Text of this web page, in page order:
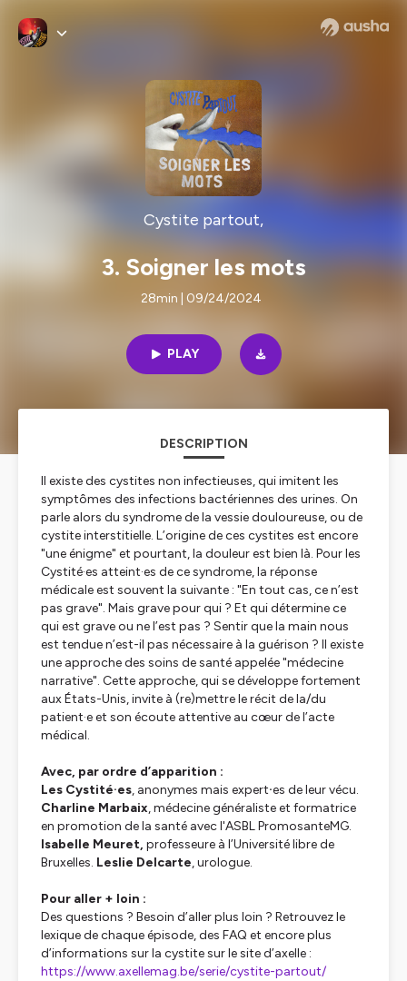
Cystite partout,
3. Soigner les mots
28min | 09/24/2024
PLAY
DESCRIPTION
Il existe des cystites non infectieuses, qui imitent les
symptômes des infections bactériennes des urines. On
parle alors du syndrome de la vessie douloureuse, ou de
cystite interstitielle. L’origine de ces cystites est encore
"une énigme" et pourtant, la douleur est bien là. Pour les
Cystité·es atteint·es de ce syndrome, la réponse
médicale est souvent la suivante : "En tout cas, ce n’est
pas grave". Mais grave pour qui ? Et qui détermine ce
qui est grave ou ne l’est pas ? Sentir que la main nous
est tendue n’est-il pas nécessaire à la guérison ? Il existe
une approche des soins de santé appelée "médecine
narrative". Cette approche, qui se développe fortement
aux États-Unis, invite à (re)mettre le récit de la/du
patient·e et son écoute attentive au cœur de l’acte
médical.
Avec, par ordre d’apparition :
Les Cystité·es, anonymes mais expert·es de leur vécu.
Charline Marbaix, médecine généraliste et formatrice
en promotion de la santé avec l'ASBL PromosanteMG.
Isabelle Meuret, professeure à l’Université libre de
Bruxelles. Leslie Delcarte, urologue.
Pour aller + loin :
Des questions ? Besoin d’aller plus loin ? Retrouvez le
lexique de chaque épisode, des FAQ et encore plus
d’informations sur la cystite sur le sited’axelle :
https://www.axellemag.be/serie/cystite-partout/